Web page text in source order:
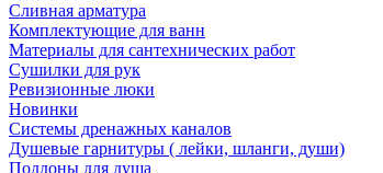
Сливная арматура
Комплектующие для ванн
Материалы для сантехнических работ
Сушилки для рук
Ревизионные люки
Новинки
Системы дренажных каналов
Душевые гарнитуры ( лейки, шланги, души)
Поддоны для душа